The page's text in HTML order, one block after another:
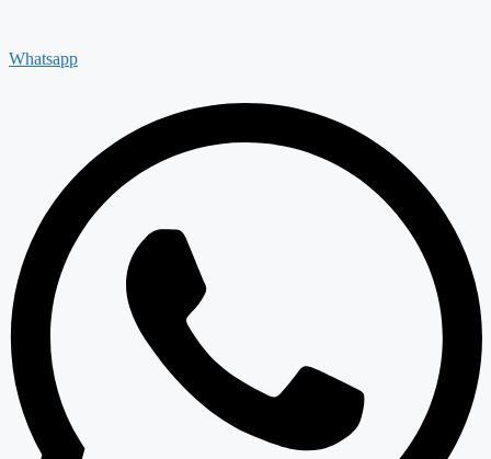
Whatsapp